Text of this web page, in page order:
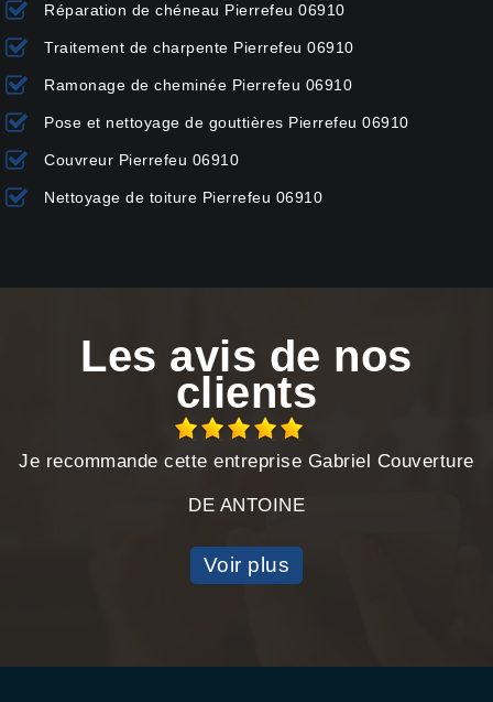
Réparation de chéneau Pierrefeu 06910
Traitement de charpente Pierrefeu 06910
Ramonage de cheminée Pierrefeu 06910
Pose et nettoyage de gouttières Pierrefeu 06910
Couvreur Pierrefeu 06910
Nettoyage de toiture Pierrefeu 06910
Les avis de nos
clients
Je recommande cette entreprise Gabriel Couverture
DE ANTOINE
Voir plus